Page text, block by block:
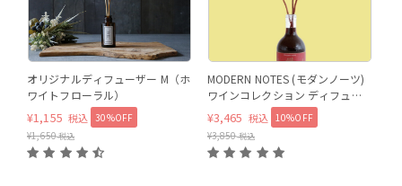
オリジナルディフューザー M（ホ
ワイトフローラル）
¥1,155 税込 30%OFF
¥1,650税込
MODERN NOTES (モダンノーツ)
ワインコレクション ディフュー
ザー レギュラー RED WINE（レッ
ドワイン）
¥3,465 税込
10%OFF
¥3,850税込